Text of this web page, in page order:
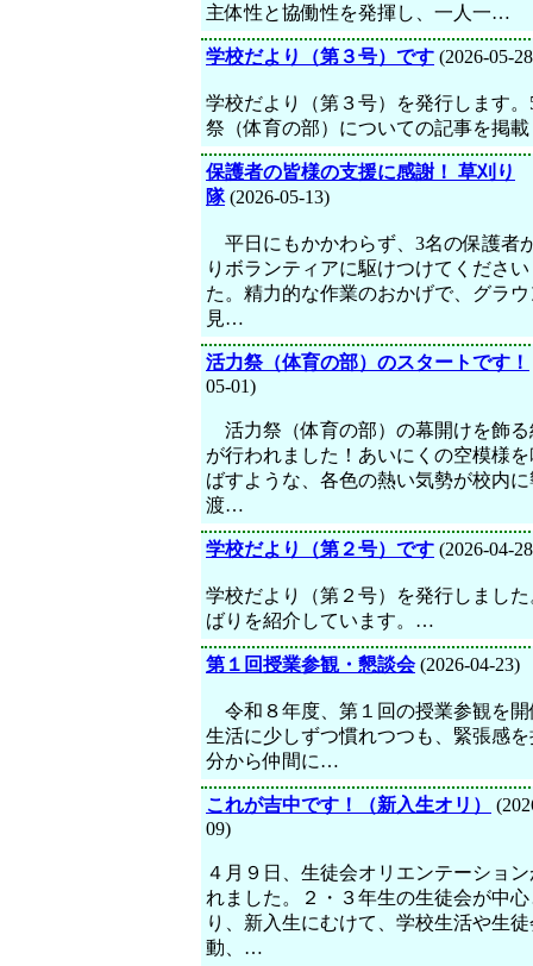
主体性と協働性を発揮し、一人一…
学校だより（第３号）です (2026-05-
学校だより（第３号）を発行します
祭（体育の部）についての記事を掲
保護者の皆様の支援に感謝！ 草刈り
隊(2026-05-13)
平日にもかかわらず、3名の保護者
りボランティアに駆けつけてくださ
た。精力的な作業のおかげで、グラ
見…
活力祭（体育の部）のスタートです！
05-01)
活力祭（体育の部）の幕開けを飾る
が行われました！あいにくの空模様
ばすような、各色の熱い気勢が校内
渡…
学校だより（第２号）です (2026-04-
学校だより（第２号）を発行しまし
ばりを紹介しています。…
第１回授業参観・懇談会(2026-04-23)
令和８年度、第１回の授業参観を
生活に少しずつ慣れつつも、緊張感
分から仲間に…
これが吉中です！（新入生オリ）
09)
４月９日、生徒会オリエンテーショ
れました。２・３年生の生徒会が中
り、新入生にむけて、学校生活や生
動、…